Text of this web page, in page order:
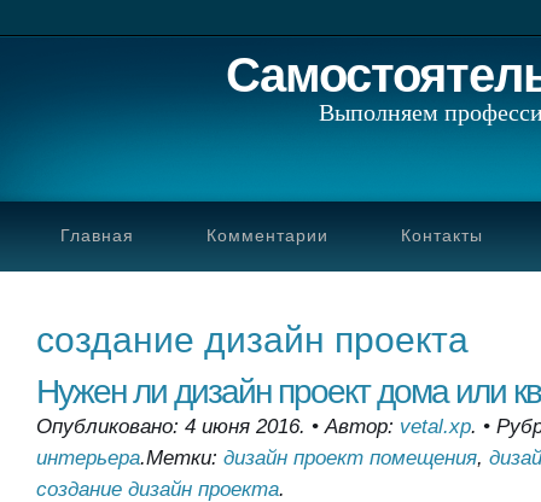
Выполняем
Главная Комментарии Контакты
создание дизайн проекта
Нужен ли дизайн проект дома или
Опубликовано: 4 июня 2016. •Автор: vetal.xp. •
интерьера.Метки: дизайн проект помещения,
создание дизайн проекта.